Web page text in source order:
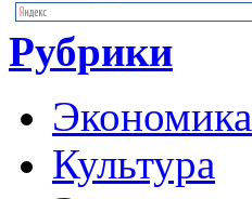
Рубрики
Экономика
Культура